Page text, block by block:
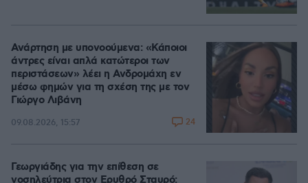
Ανάρτηση με υπονοούμενα: «Κάποιοι
άντρες είναι απλά κατώτεροι των
περιστάσεων» λέει η Ανδρομάχη εν
μέσω φημών για τη σχέση της με τον
Γιώργο Λιβάνη
09.08.2026, 15:57 24
Γεωργιάδης για την επίθεση σε
νοσηλεύτρια στον Ερυθρό Σταυρό: